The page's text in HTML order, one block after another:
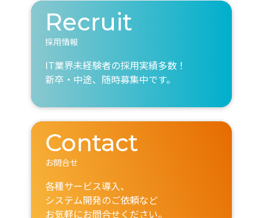
Recruit
採用情報
IT業界未経験者の採用実績多数！
新卒・中途、随時募集中です。
Contact
お問合せ
各種サービス導入、
システム開発のご依頼など
お気軽にお問合せください。